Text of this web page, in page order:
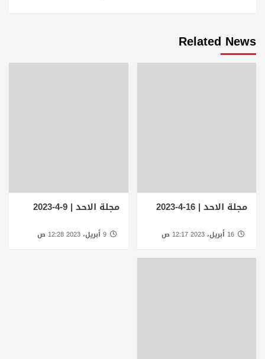
Related News
مجلة الاحد | 16-4-2023 مجلة الاحد | 9-4-2023
9 أبريل، 2023 12:28 ص